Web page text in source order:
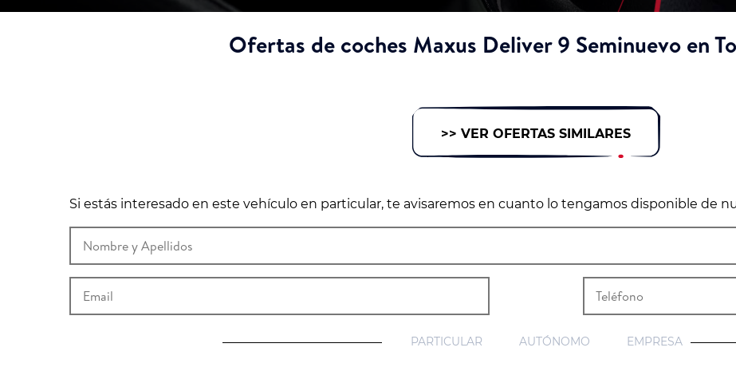
Ofertas de coches Maxus Deliver 9 Seminuevo en
>> VER OFERTAS SIMILARES
Si estás interesado en este vehículo en particular, te avisaremos en cuanto lo tengamos disponible de
PARTICULAR AUTÓNOMO EMPRESA